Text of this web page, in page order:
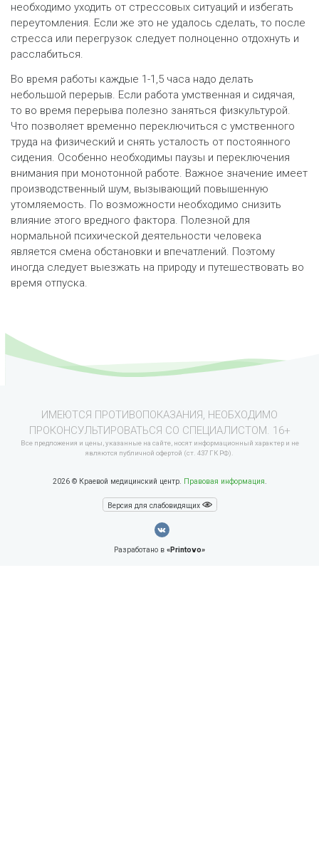
необходимо уходить от стрессовых ситуаций и избегать
переутомления. Если же это не удалось сделать, то после
стресса или перегрузок следует полноценно отдохнуть и
расслабиться.
Во время работы каждые 1-1,5 часа надо делать
небольшой перерыв. Если работа умственная и сидячая,
то во время перерыва полезно заняться физкультурой.
Что позволяет временно переключиться с умственного
труда на физический и снять усталость от постоянного
сидения. Особенно необходимы паузы и переключения
внимания при монотонной работе. Важное значение имеет
производственный шум, вызывающий повышенную
утомляемость. По возможности необходимо снизить
влияние этого вредного фактора. Полезной для
нормальной психической деятельности человека
является смена обстановки и впечатлений. Поэтому
иногда следует выезжать на природу и путешествовать во
время отпуска.
ИМЕЮТСЯ ПРОТИВОПОКАЗАНИЯ, НЕОБХОДИМО
ПРОКОНСУЛЬТИРОВАТЬСЯ СО СПЕЦИАЛИСТОМ. 16+
Все предложения и цены, указанные на сайте, носят информационный характер и не
являются публичной офертой (ст. 437 ГК РФ).
2026 © Краевой медицинский центр. Правовая информация.
Версия для слабовидящих
Разработано в «Printovo»